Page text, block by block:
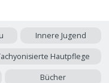
Innere Jugend
Hautpflege
Bücher